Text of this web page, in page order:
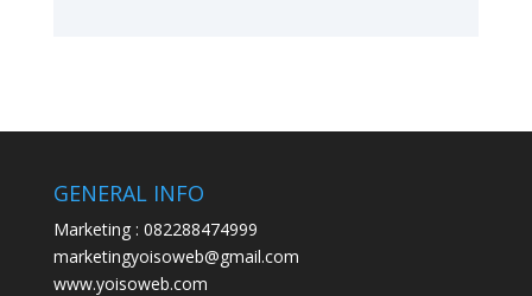
GENERAL INFO
Marketing : 082288474999
marketingyoisoweb@gmail.com
www.yoisoweb.com